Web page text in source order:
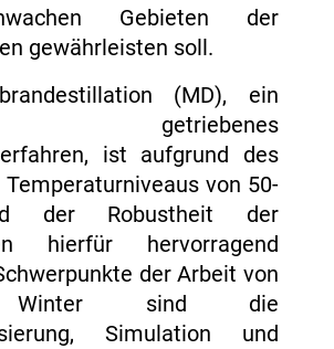
Gebieten der
gewährleisten soll.
(MD), ein
getriebenes
ist aufgrund des
von 50-
der Robustheit der
hierfür hervorragend
der Arbeit von
Winter sind die
Simulation und